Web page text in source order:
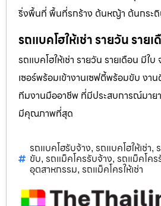
ริ่งพื้นที่ พื้นที่รกร้าง ต้นหญ้า ต้นกระ
รถแบคโฮให้เช่า รายวัน รายเ
รถแบคโฮให้เช่า รายวัน รายเดือน มีใบ
เซอร์พร้อมเข้างานเซฟตี้พร้อมขับ งานดี
ทีมงานมืออาชีพ ที่มีประสบการณ์มาย
มีคุณภาพที่สุด
รถแบคโฮรับจ้าง, รถแบคโฮให้เช่า,
ขับ, รถแม็คโครรับจ้าง, รถแม็คโค
อุตสาหกรรม, รถแม็คโครให้เช่า